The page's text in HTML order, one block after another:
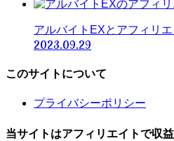
アルバイトEXとアフィリ
2023.09.29
このサイトについて
プライバシーポリシー
当サイトはアフィリエイトで収